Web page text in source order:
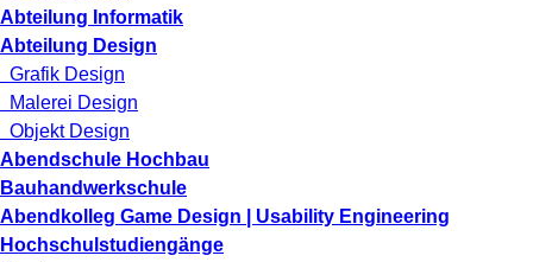
Abteilung Informatik
Abteilung Design
Grafik Design
Malerei Design
Objekt Design
Abendschule Hochbau
Bauhandwerkschule
Abendkolleg Game Design | Usability Engineering
Hochschulstudiengänge